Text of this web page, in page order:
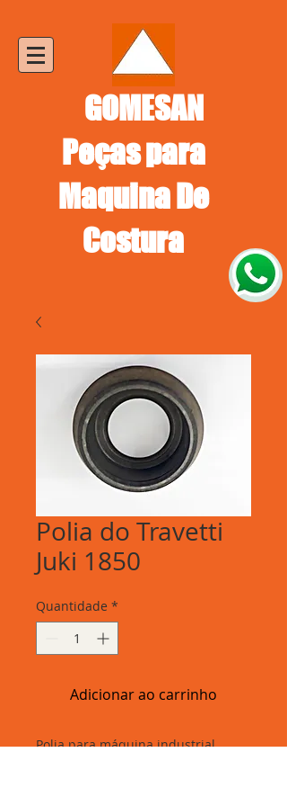
GOMESAN
Peças para
Maquina De
Costura
Polia do Travetti
Juki 1850
Quantidade *
Adicionar ao carrinho
Polia para máquina industrial